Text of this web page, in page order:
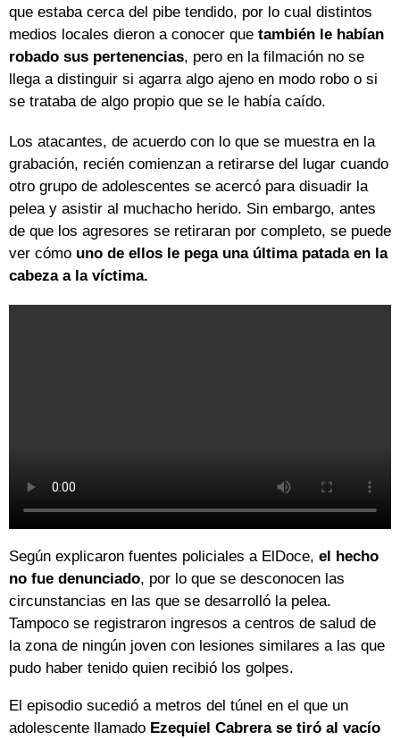
que estaba cerca del pibe tendido, por lo cual distintos
medios locales dieron a conocer que también le habían
robado sus pertenencias, pero en la filmación no se
llega a distinguir si agarra algo ajeno en modo robo o si
se trataba de algo propio que se le había caído.
Los atacantes, de acuerdo con lo que se muestra en la
grabación, recién comienzan a retirarse del lugar cuando
otro grupo de adolescentes se acercó para disuadir la
pelea y asistir al muchacho herido. Sin embargo, antes
de que los agresores se retiraran por completo, se puede
ver cómo uno de ellos le pega una última patada en la
cabeza a la víctima.
Según explicaron fuentes policiales a ElDoce, el hecho
no fue denunciado, por lo que se desconocen las
circunstancias en las que se desarrolló la pelea.
Tampoco se registraron ingresos a centros de salud de
la zona de ningún joven con lesiones similares a las que
pudo haber tenido quien recibió los golpes.
El episodio sucedió a metros del túnel en el que un
adolescente llamado Ezequiel Cabrera se tiró al vacío